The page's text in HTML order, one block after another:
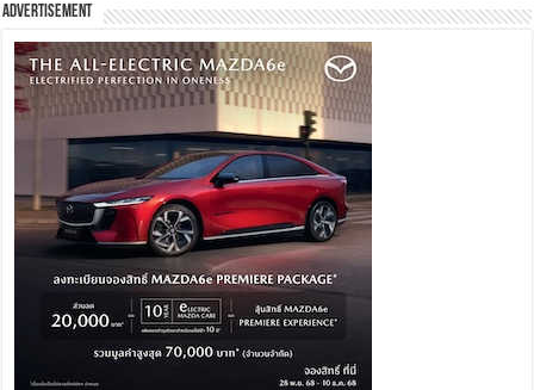
Advertisement